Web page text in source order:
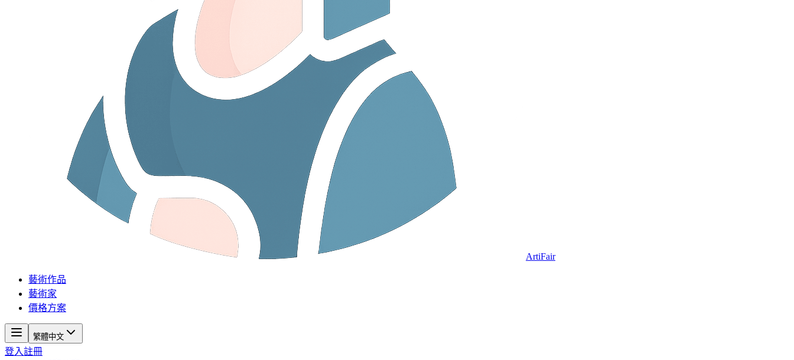
ArtiFair
藝術作品
藝術家
價格方案
繁體中文
登入註冊